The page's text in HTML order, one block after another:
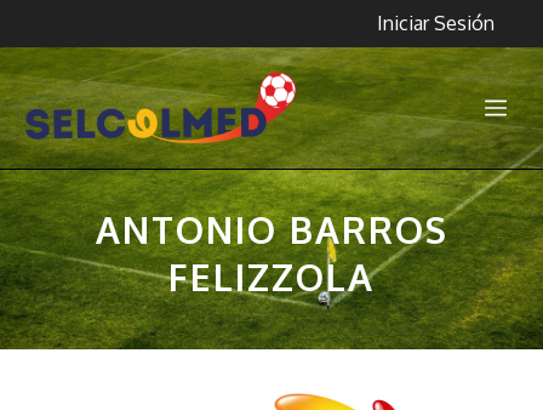
contenido
Iniciar Sesión
ANTONIO BARROS
FELIZZOLA